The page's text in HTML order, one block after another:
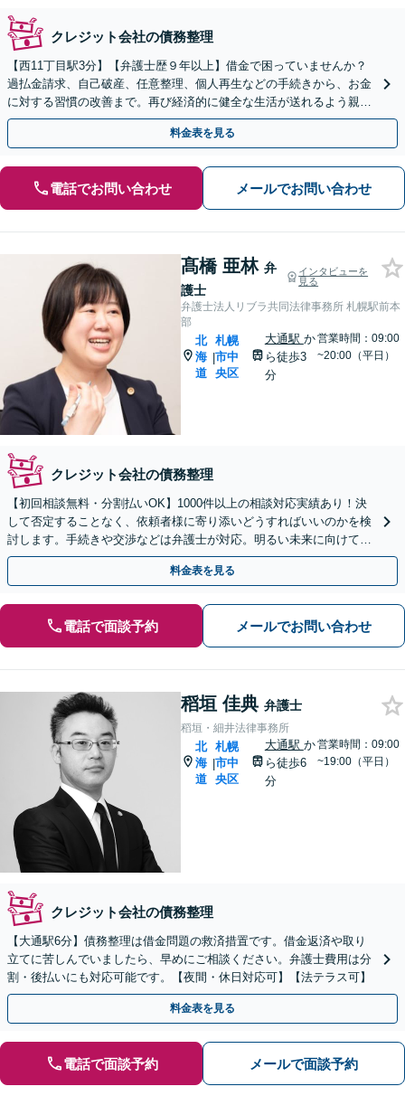
クレジット会社の債務整理
【西11丁目駅3分】【弁護士歴９年以上】借金で困っていませんか？
過払金請求、自己破産、任意整理、個人再生などの手続きから、お金
に対する習慣の改善まで。再び経済的に健全な生活が送れるよう親身
にサポートします。【分割払いOK】【法テラス可】
料金表を見る
電話でお問い合わせ メールでお問い合わせ
髙橋 亜林 弁
護士
インタビューを
見る
弁護士法人リブラ共同法律事務所 札幌駅前本
部
北
海
道
|
札幌
市中
央区
大通駅 か
ら徒歩3
分
営業時間：09:00
~20:00（平日）
クレジット会社の債務整理
【初回相談無料・分割払いOK】1000件以上の相談対応実績あり！決
して否定することなく、依頼者様に寄り添いどうすればいいのかを検
討します。手続きや交渉などは弁護士が対応。明るい未来に向けて一
緒に頑張りましょう【休日・夜間相談可】【完全個室】
料金表を見る
電話で面談予約 メールでお問い合わせ
稻垣 佳典 弁護士
稻垣・細井法律事務所
北
海
道
|
札幌
市中
央区
大通駅 か
ら徒歩6
分
営業時間：09:00
~19:00（平日）
クレジット会社の債務整理
【大通駅6分】債務整理は借金問題の救済措置です。借金返済や取り
立てに苦しんでいましたら、早めにご相談ください。弁護士費用は分
割・後払いにも対応可能です。【夜間・休日対応可】【法テラス可】
料金表を見る
電話で面談予約 メールで面談予約